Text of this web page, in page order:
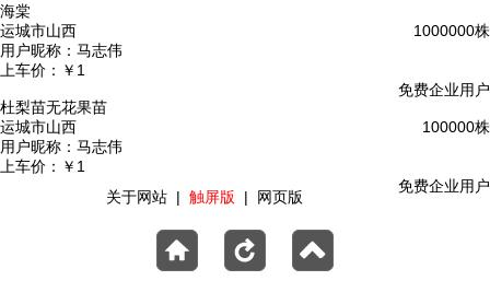
海棠
1000000株
运城市山西
用户昵称： 马志伟
上车价： ￥1
免费企业用户
杜梨苗无花果苗
100000株
运城市山西
用户昵称： 马志伟
上车价： ￥1
免费企业用户
关于网站 | 触屏版 | 网页版